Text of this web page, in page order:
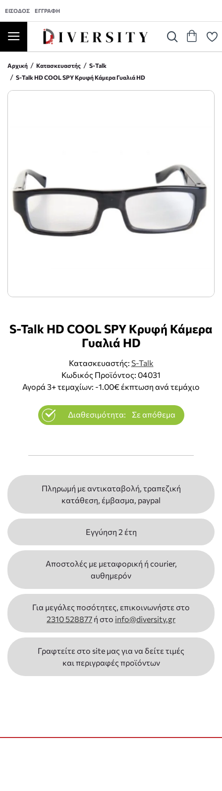
ΕΊΣΟΔΟΣ ΕΓΓΡΑΦΉ
Αρχική Κατασκευαστής
S-Talk
S-Talk HD COOL SPY Κρυφή Κάμερα Γυαλιά HD
S-Talk HD COOL SPY Κρυφή Κάμερα
Γυαλιά HD
Κατασκευαστής: S-Talk
Κωδικός Προϊόντος: 04031
Αγορά 3+ τεμαχίων: -1.00€ έκπτωση ανά τεμάχιο
Διαθεσιμότητα: Σε απόθεμα
Πληρωμή με αντικαταβολή, τραπεζική
κατάθεση, έμβασμα, paypal
Εγγύηση 2 έτη
Αποστολές με μεταφορική ή courier,
αυθημερόν
Για μεγάλες ποσότητες, επικοινωνήστε στο
2310 528877 ή στο info@diversity.gr
Γραφτείτε στο site μας για να δείτε τιμές
και περιγραφές προϊόντων